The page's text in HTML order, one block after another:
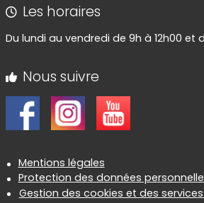
Les horaires
Du lundi au vendredi de 9h à 12h00 et
Nous suivre
Informations
Mentions légales
Protection des données
Gestion des cookies et des